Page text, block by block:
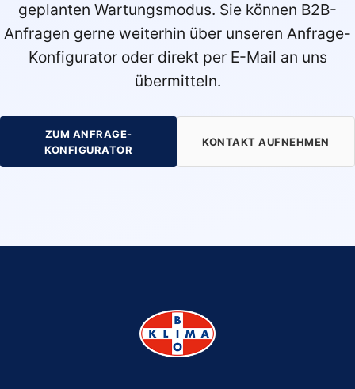
geplanten Wartungsmodus. Sie können B2B-
Anfragen gerne weiterhin über unseren Anfrage-
Konfigurator oder direkt per E-Mail an uns
übermitteln.
ZUM ANFRAGE-
KONFIGURATOR
KONTAKT AUFNEHMEN